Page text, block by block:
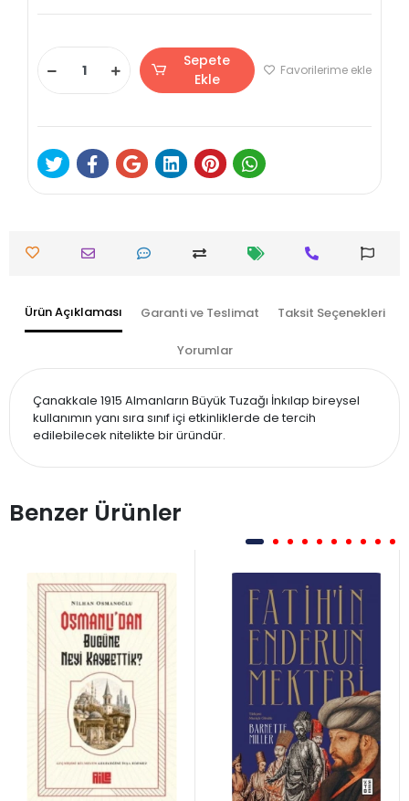
Sepete
Ekle
Favorilerime ekle
Ürün Açıklaması Garanti ve Teslimat Taksit Seçenekleri
Yorumlar
Çanakkale 1915 Almanların Büyük Tuzağı İnkılap bireysel
kullanımın yanı sıra sınıf içi etkinliklerde de tercih
edilebilecek nitelikte bir üründür.
Benzer Ürünler